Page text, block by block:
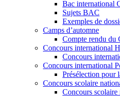
Bac international
Sujets BAC
Exemples de
Camps d’automne
Compte rendu du
Concours international
Concours
Concours international
Présélection pour
Concours scolaire
Concours scolaire